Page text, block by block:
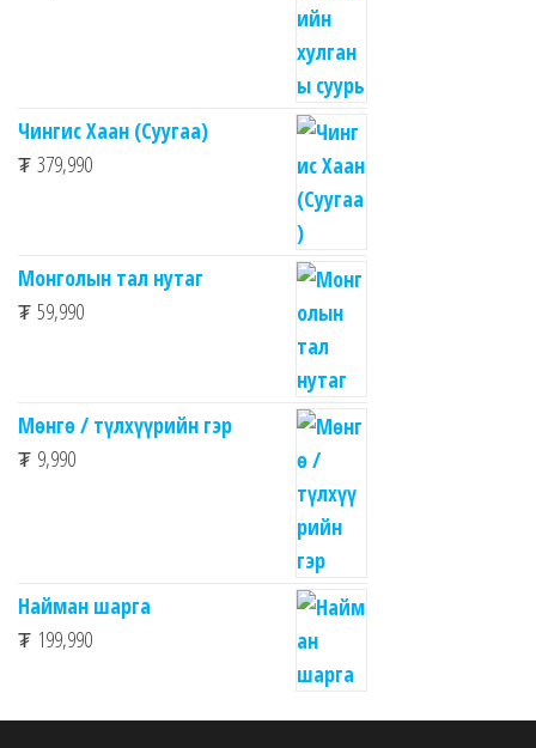
Чингис Хаан (Суугаа)
₮ 379,990
Монголын тал нутаг
₮ 59,990
Мөнгө / түлхүүрийн гэр
₮ 9,990
Найман шарга
₮ 199,990